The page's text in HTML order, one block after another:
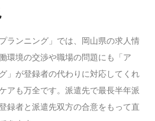
ランニング」では、岡山県の求人情
環境の交渉や職場の問題にも「ア
」が登録者の代わりに対応してくれ
アも万全です。派遣先で最長半年派
録者と派遣先双方の合意をもって直